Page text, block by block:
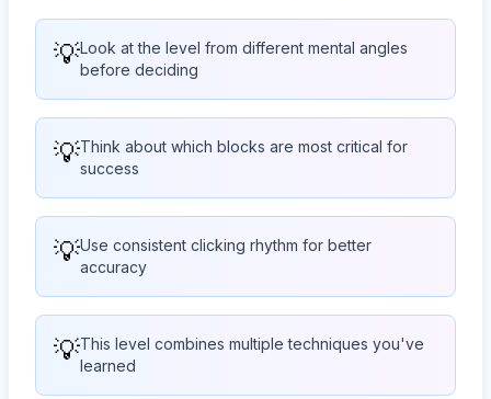
💡Look at the level from different mental angles
before deciding
💡Think about which blocks are most critical for
success
💡Use consistent clicking rhythm for better
accuracy
💡This level combines multiple techniques you've
learned